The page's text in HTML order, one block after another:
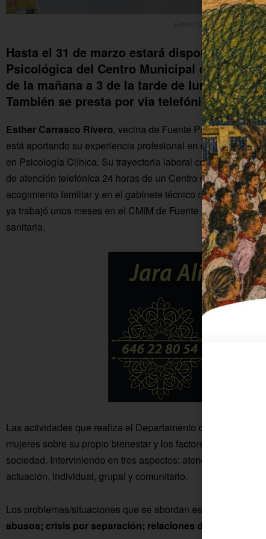
Esther Carrasco, psicóloga
Hasta el 31 de marzo estará disponible el
Psicológica del Centro Municipal de
de la mañana a 3 de la tarde de lunes a
También se presta por vía telefónica.
Esther Carrasco Rivero, vecina de Fuente Palmera, es la
está aportando su experiencia profesional en el ámbito
en Psicología Clínica. Su trayectoria laboral comenzó en
de atención telefónica 24 horas de un Centro de la Mujer.
acogimiento familiar y en el gabinete técnico que
ya trabajó unos meses en el CMIM de Fuente Palmera y
sanitaria.
Las actividades que realiza el Departamento de Psicología
mujeres sobre su propio bienestar y los factores que lo
sociedad. Interviniendo en tres aspectos: atención,
actuación, individual, grupal y comunitario.
Los problemas/situaciones que se abordan están en
abusos; crisis por separación; relaciones de pareja;